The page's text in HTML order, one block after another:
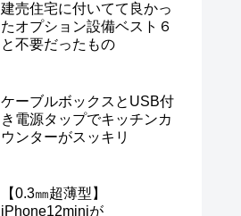
建売住宅に付いてて良かっ
たオプション設備ベスト６
と不要だったもの
ケーブルボックスとUSB付
き電源タップでキッチンカ
ウンターがスッキリ
【0.3㎜超薄型】
iPhone12miniが